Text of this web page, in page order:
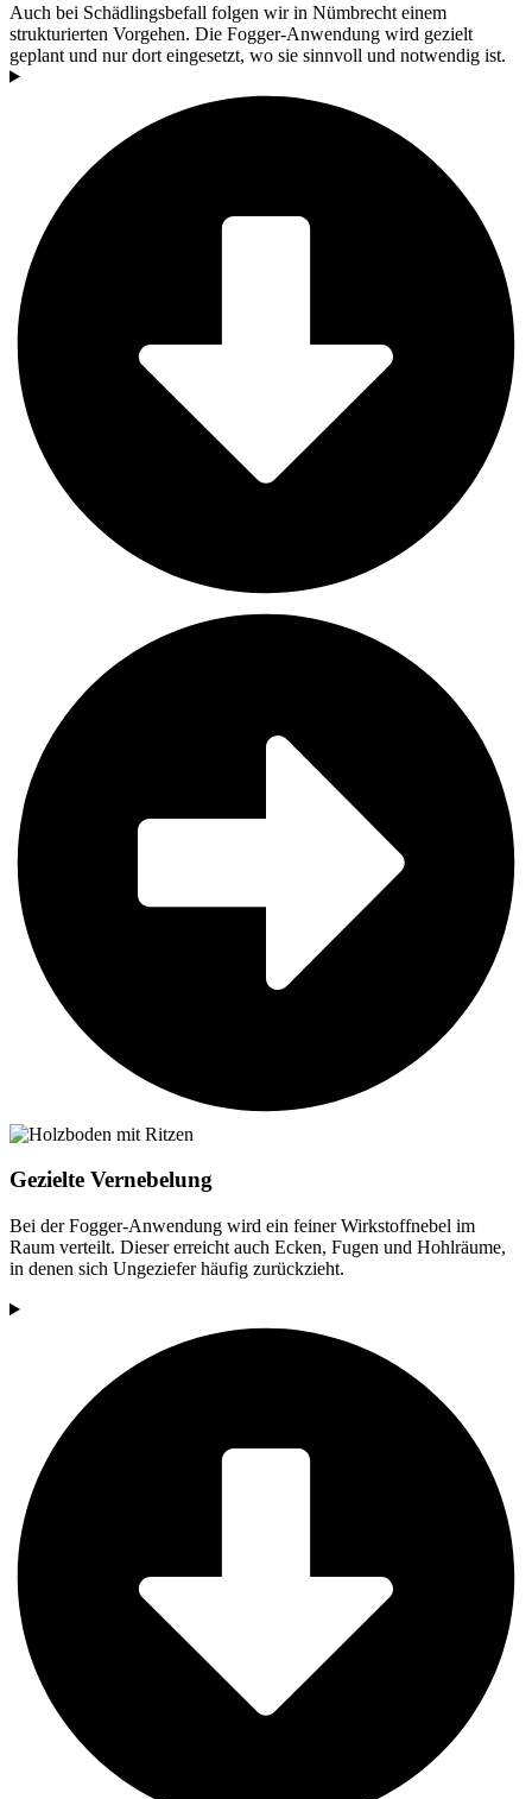
Auch bei Schädlingsbefall folgen wir in Nümbrecht einem
strukturierten Vorgehen. Die Fogger-Anwendung wird gezielt
geplant und nur dort eingesetzt, wo sie sinnvoll und notwendig ist.
Gezielte Vernebelung
Bei der Fogger-Anwendung wird ein feiner Wirkstoffnebel im
Raum verteilt. Dieser erreicht auch Ecken, Fugen und Hohlräume,
in denen sich Ungeziefer häufig zurückzieht.